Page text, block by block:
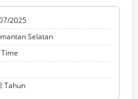
2025
Selatan
Time
Tahun